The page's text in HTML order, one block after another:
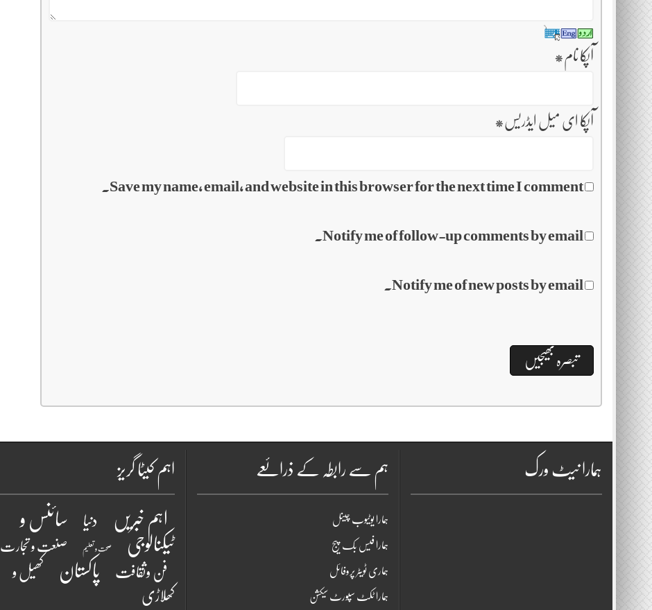
آپکا نام *
آپکا ای میل ایڈریس *
Save my name, email, and website in this browser for the next time I comment.
Notify me of follow-up comments by email.
Notify me of new posts by email.
اہم کیٹا گریز
اہم خبریں دنیا
سائنس و
ٹیکنالوجی
صحت و تعلیم صنعت و تجارت
فن وثقافت پاکستان
کھیل و
کھلاڑی
ہم سے رابطہ کے ذرائعے
ہمارا یوٹیوب چینل
ہمارا فیس بک پیج
ہماری ٹویٹر پروفائل
ہمارا ٹکٹ سپورٹ سیکشن
ہمارا نیٹ ورک